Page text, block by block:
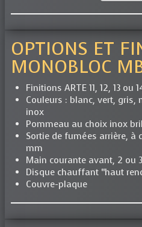
OPTIONS ET
MONOBLOC
Finitions ARTE 11, 12, 13 ou
Couleurs : blanc, vert, gris,
inox
Pommeau au choix inox
Sortie de fumées arrière, à
mm
Main courante avant, 2 ou
Disque chauffant “haut
Couvre-plaque